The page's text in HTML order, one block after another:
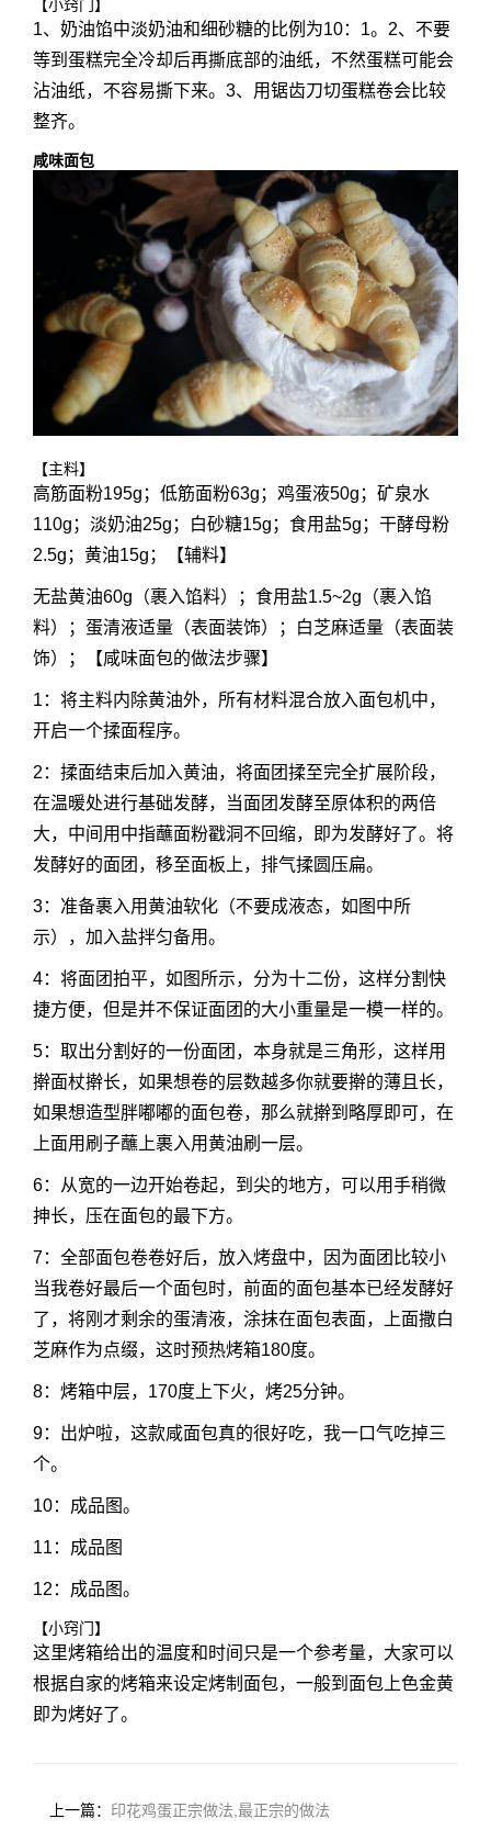
【小窍门】
1、奶油馅中淡奶油和细砂糖的比例为10：1。2、不要
等到蛋糕完全冷却后再撕底部的油纸，不然蛋糕可能会
沾油纸，不容易撕下来。3、用锯齿刀切蛋糕卷会比较
整齐。
咸味面包
【主料】
高筋面粉195g；低筋面粉63g；鸡蛋液50g；矿泉水
110g；淡奶油25g；白砂糖15g；食用盐5g；干酵母粉
2.5g；黄油15g；【辅料】
无盐黄油60g（裹入馅料）；食用盐1.5~2g（裹入馅
料）；蛋清液适量（表面装饰）；白芝麻适量（表面装
饰）；【咸味面包的做法步骤】
1：将主料内除黄油外，所有材料混合放入面包机中，
开启一个揉面程序。
2：揉面结束后加入黄油，将面团揉至完全扩展阶段，
在温暖处进行基础发酵，当面团发酵至原体积的两倍
大，中间用中指蘸面粉戳洞不回缩，即为发酵好了。将
发酵好的面团，移至面板上，排气揉圆压扁。
3：准备裹入用黄油软化（不要成液态，如图中所
示），加入盐拌匀备用。
4：将面团拍平，如图所示，分为十二份，这样分割快
捷方便，但是并不保证面团的大小重量是一模一样的。
5：取出分割好的一份面团，本身就是三角形，这样用
擀面杖擀长，如果想卷的层数越多你就要擀的薄且长，
如果想造型胖嘟嘟的面包卷，那么就擀到略厚即可，在
上面用刷子蘸上裹入用黄油刷一层。
6：从宽的一边开始卷起，到尖的地方，可以用手稍微
抻长，压在面包的最下方。
7：全部面包卷卷好后，放入烤盘中，因为面团比较小
当我卷好最后一个面包时，前面的面包基本已经发酵好
了，将刚才剩余的蛋清液，涂抹在面包表面，上面撒白
芝麻作为点缀，这时预热烤箱180度。
8：烤箱中层，170度上下火，烤25分钟。
9：出炉啦，这款咸面包真的很好吃，我一口气吃掉三
个。
10：成品图。
11：成品图
12：成品图。
【小窍门】
这里烤箱给出的温度和时间只是一个参考量，大家可以
根据自家的烤箱来设定烤制面包，一般到面包上色金黄
即为烤好了。
上一篇： 印花鸡蛋正宗做法,最正宗的做法